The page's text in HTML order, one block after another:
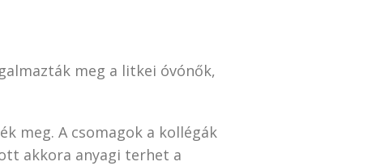
meg a litkei óvónők,
meg. A csomagok a kollégák
akkora anyagi terhet a